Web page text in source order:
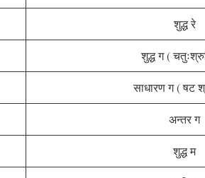
शुद्ध रे
शुद्ध ग (
साधारण ग ( षट
अन्तर ग
शुद्ध म